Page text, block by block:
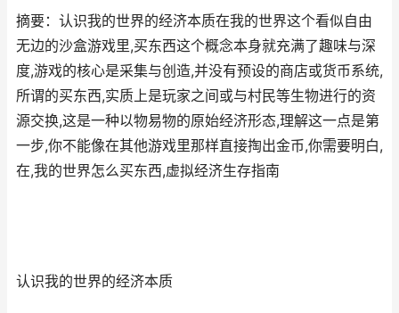
摘要：认识我的世界的经济本质在我的世界这个看似自由
无边的沙盒游戏里,买东西这个概念本身就充满了趣味与深
度,游戏的核心是采集与创造,并没有预设的商店或货币系统,
所谓的买东西,实质上是玩家之间或与村民等生物进行的资
源交换,这是一种以物易物的原始经济形态,理解这一点是第
一步,你不能像在其他游戏里那样直接掏出金币,你需要明白,
在,我的世界怎么买东西,虚拟经济生存指南
认识我的世界的经济本质